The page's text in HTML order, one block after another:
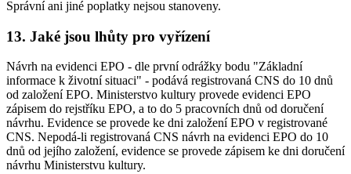
Správní ani jiné poplatky nejsou stanoveny.
13. Jaké jsou lhůty pro vyřízení
Návrh na evidenci EPO - dle první odrážky bodu "Základní
informace k životní situaci" - podává registrovaná CNS do 10 dnů
od založení EPO. Ministerstvo kultury provede evidenci EPO
zápisem do rejstříku EPO, a to do 5 pracovních dnů od doručení
návrhu. Evidence se provede ke dni založení EPO v registrované
CNS. Nepodá-li registrovaná CNS návrh na evidenci EPO do 10
dnů od jejího založení, evidence se provede zápisem ke dni doručení
návrhu Ministerstvu kultury.